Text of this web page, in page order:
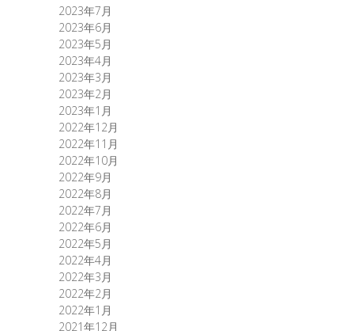
2023年7月
2023年6月
2023年5月
2023年4月
2023年3月
2023年2月
2023年1月
2022年12月
2022年11月
2022年10月
2022年9月
2022年8月
2022年7月
2022年6月
2022年5月
2022年4月
2022年3月
2022年2月
2022年1月
2021年12月